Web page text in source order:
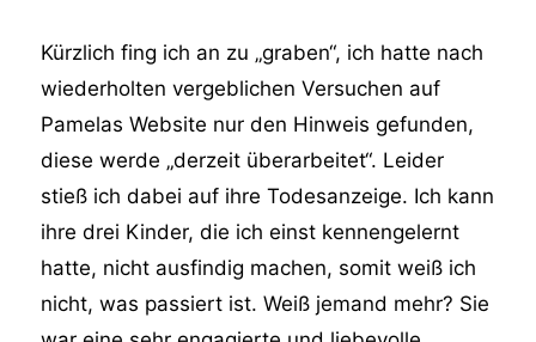
Kürzlich fing ich an zu „graben“, ich hatte nach
wiederholten vergeblichen Versuchen auf
Pamelas Website nur den Hinweis gefunden,
diese werde „derzeit überarbeitet“. Leider
stieß ich dabei auf ihre Todesanzeige. Ich kann
ihre drei Kinder, die ich einst kennengelernt
hatte, nicht ausfindig machen, somit weiß ich
nicht, was passiert ist. Weiß jemand mehr? Sie